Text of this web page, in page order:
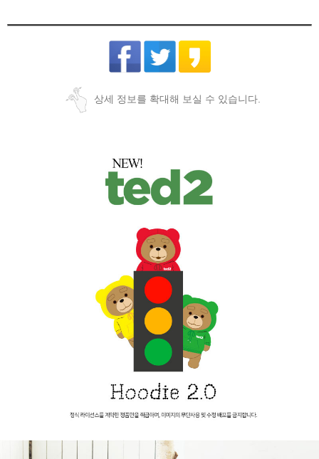
상세 정보를 확대해 보실 수 있습니다.